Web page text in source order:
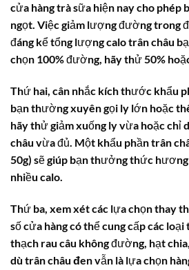
cửa hàng trà sữa hiện nay cho phép
ngọt. Việc giảm lượng đường trong
đáng kể tổng lượngcalo trân châu
chọn 100% đường, hãy thử 50%
Thứ hai, cân nhắc kích thước khẩu
bạn thường xuyên gọi ly lớn hoặc
hãy thử giảm xuống ly vừa hoặc chỉ
châu vừa đủ. Một khẩu phần trân
50g) sẽ giúp bạn thưởng thức
nhiều calo.
Thứ ba, xem xét các lựa chọn thay
số cửa hàng có thể cung cấp các
thạch rau câu không đường, hạt
dù trân châu đenvẫn là lựa chọn